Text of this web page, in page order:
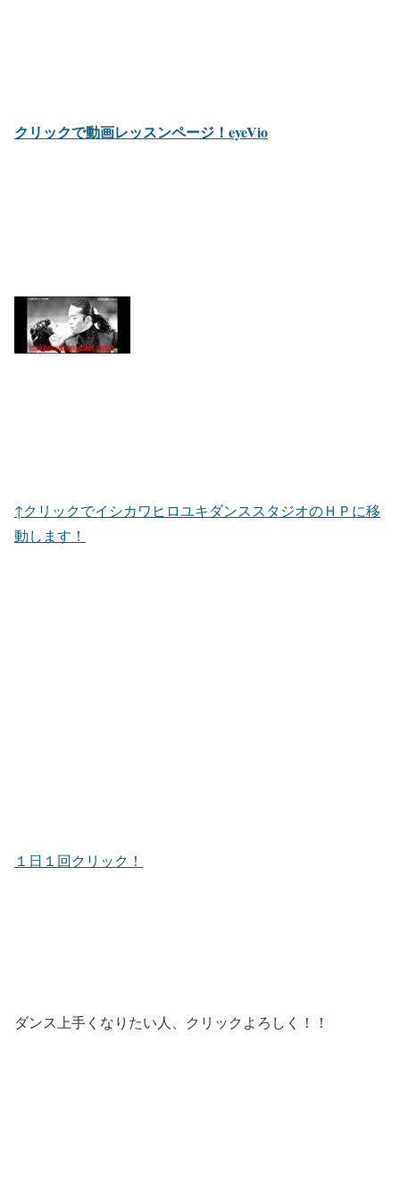
クリックで動画レッスンページ！eyeVio
↑クリックでイシカワヒロユキダンススタジオのＨＰに移
動します！
１日１回クリック！
ダンス上手くなりたい人、クリックよろしく！！